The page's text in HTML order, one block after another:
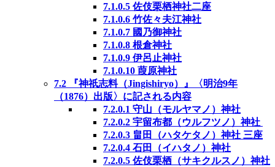
7.1.0.5 佐伎栗栖神社二座
7.1.0.6 竹佐々夫江神社
7.1.0.7 國乃御神社
7.1.0.8 根倉神社
7.1.0.9 伊呂止神社
7.1.0.10 葭原神社
7.2 『神祇志料（Jingishiryo）』〈明治9年
（1876）出版〉に記される内容
7.2.0.1 守山（モルヤマノ）神社
7.2.0.2 宇留布都（ウルフツノ）神社
7.2.0.3 畠田（ハタケタノ）神社 三座
7.2.0.4 石田（イハタノ）神社
7.2.0.5 佐伎栗栖（サキクルスノ）神社